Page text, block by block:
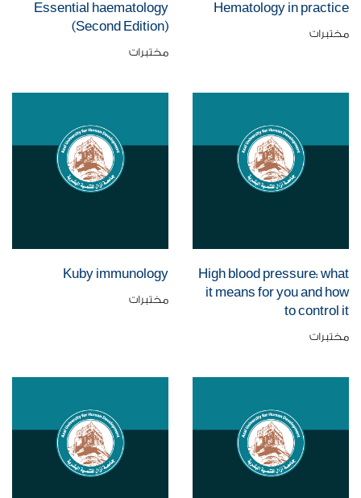
Hematology in practice
مختبرات
Essential haematology
(Second Edition)
مختبرات
High blood pressure: what
it means for you and how
to control it
مختبرات
Kuby immunology
مختبرات